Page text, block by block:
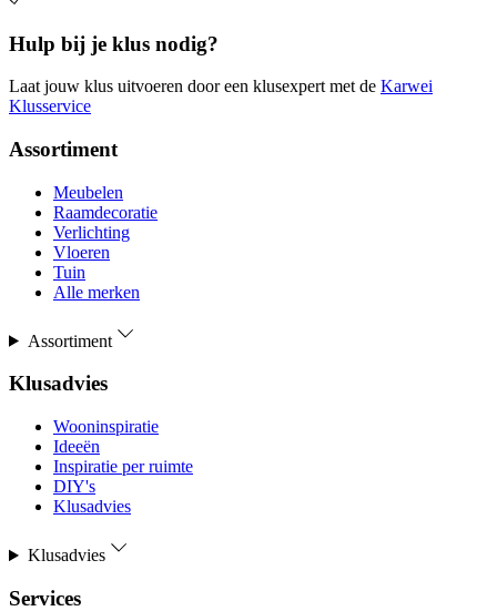
Hulp bij je klus nodig?
Laat jouw klus uitvoeren door een klusexpert met de Karwei
Klusservice
Assortiment
Meubelen
Raamdecoratie
Verlichting
Vloeren
Tuin
Alle merken
Assortiment
Klusadvies
Wooninspiratie
Ideeën
Inspiratie per ruimte
DIY's
Klusadvies
Klusadvies
Services